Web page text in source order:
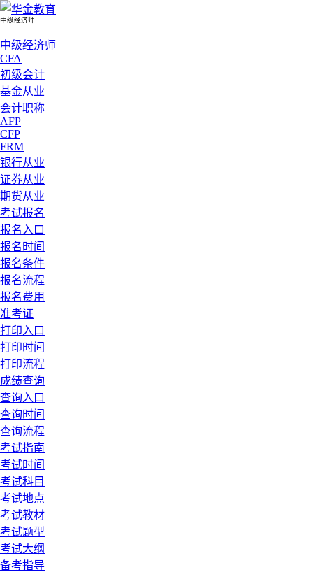
中级经济师
中级经济师
CFA
初级会计
基金从业
会计职称
AFP
CFP
FRM
银行从业
证券从业
期货从业
考试报名
报名入口
报名时间
报名条件
报名流程
报名费用
准考证
打印入口
打印时间
打印流程
成绩查询
查询入口
查询时间
查询流程
考试指南
考试时间
考试科目
考试地点
考试教材
考试题型
考试大纲
备考指导